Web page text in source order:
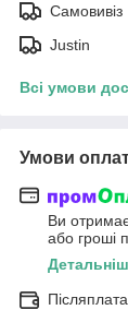
Самовивіз
Justin
Всі умови
Умови
Ви
або гроші
Післяплата